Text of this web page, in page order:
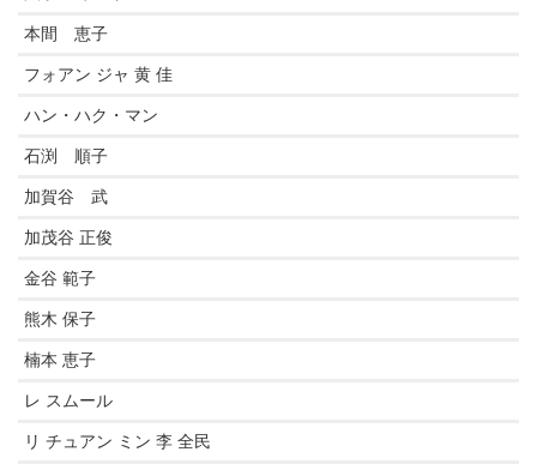
本間 恵子
フォアン ジャ 黄 佳
ハン・ハク・マン
石渕 順子
加賀谷 武
加茂谷 正俊
金谷 範子
熊木 保子
楠本 恵子
レ スムール
リ チュアン ミン 李 全民